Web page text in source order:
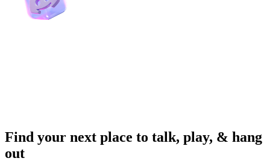
Find your next place to talk, play, & hang
out